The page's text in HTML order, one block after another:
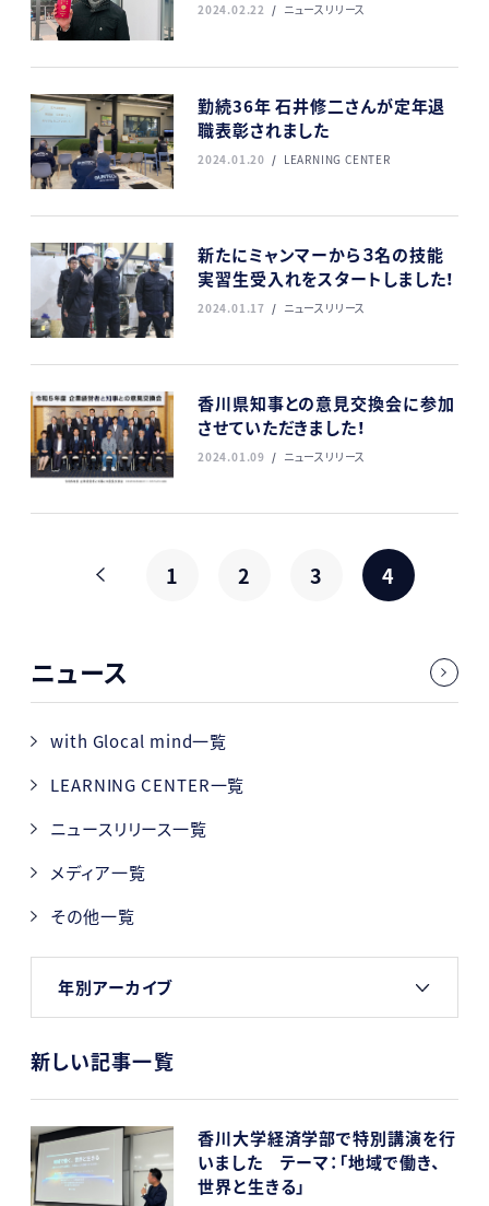
2024.02.22 ニュースリリース
勤続36年 石井修二さんが定年退
職表彰されました
2024.01.20 LEARNING CENTER
新たにミャンマーから３名の技能
実習生受入れをスタートしました！
2024.01.17 ニュースリリース
香川県知事との意見交換会に参加
させていただきました！
2024.01.09 ニュースリリース
1 2 3 4
ニュース
with Glocal mind一覧
LEARNING CENTER一覧
ニュースリリース一覧
メディア一覧
その他一覧
年別アーカイブ
新しい記事一覧
香川大学経済学部で特別講演を行
いました テーマ：「地域で働き、
世界と生きる」